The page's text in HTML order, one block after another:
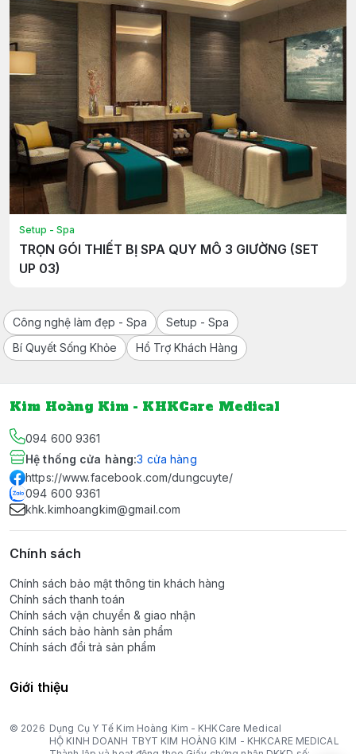
Setup - Spa
TRỌN GÓI THIẾT BỊ SPA QUY MÔ 3 GIƯỜNG (SET
UP 03)
Công nghệ làm đẹp - Spa
Setup - Spa
Bí Quyết Sống Khỏe
Hổ Trợ Khách Hàng
Kim Hoàng Kim - KHKCare Medical
094 600 9361
Hệ thống cửa hàng:3 cửa hàng
https://www.facebook.com/dungcuyte/
094 600 9361
khk.kimhoangkim@gmail.com
Chính sách
Chính sách bảo mật thông tin khách hàng
Chính sách thanh toán
Chính sách vận chuyển & giao nhận
Chính sách bảo hành sản phẩm
Chính sách đổi trả sản phẩm
Giới thiệu
© 2026 Dụng Cụ Y Tế Kim Hoàng Kim - KHKCare Medical
HỘ KINH DOANH TBYT KIM HOÀNG KIM - KHKCARE MEDICAL